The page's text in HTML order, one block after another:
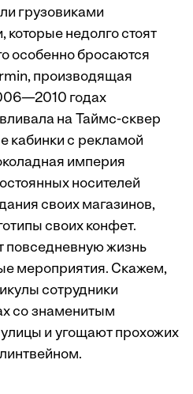
грузовиками
недолго стоят
особенно бросаются
производящая
годах
на Таймс-сквер
кабинки с рекламой
империя
носителей
своих магазинов,
своих конфет.
повседневную жизнь
мероприятия. Скажем,
сотрудники
со знаменитым
и угощают прохожих